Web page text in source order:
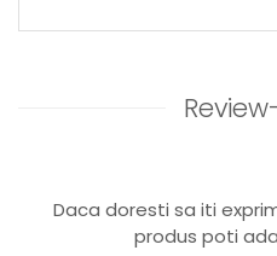
Daca doresti sa iti
produs poti